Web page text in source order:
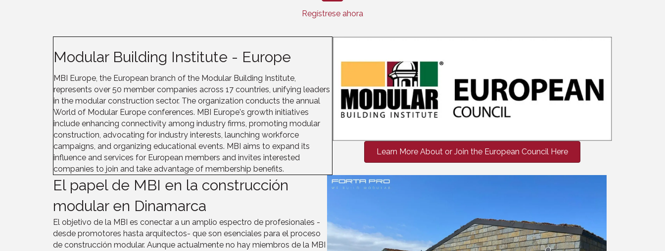
Regístrese ahora
Modular Building Institute - Europe
MBI Europe, the European branch of the Modular Building Institute,
represents over 50 member companies across 17 countries, unifying leaders
in the modular construction sector. The organization conducts the annual
World of Modular Europe conferences. MBI Europe's growth initiatives
include enhancing connectivity among industry firms, promoting modular
construction, advocating for industry interests, launching workforce
campaigns, and organizing educational events. MBI aims to expand its
influence and services for European members and invites interested
companies to join and take advantage of membership benefits.
Learn More About or Join the European Council Here
El papel de MBI en la construcción
modular en Dinamarca
El objetivo de la MBI es conectar a un amplio espectro de profesionales -
desde promotores hasta arquitectos- que son esenciales para el proceso
de construcción modular. Aunque actualmente no hay miembros de la MBI